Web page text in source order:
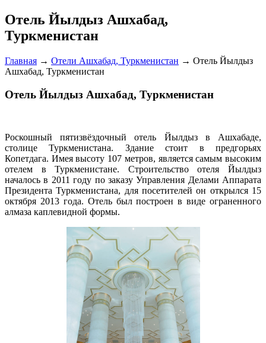
Отель Йылдыз Ашхабад,
Туркменистан
Главная → Отели Ашхабад, Туркменистан → Отель Йылдыз
Ашхабад, Туркменистан
Отель Йылдыз Ашхабад, Туркменистан
Роскошный пятизвёздочный отель Йылдыз в Ашхабаде,
столице Туркменистана. Здание стоит в предгорьях
Копетдага. Имея высоту 107 метров, является самым высоким
отелем в Туркменистане. Строительство отеля Йылдыз
началось в 2011 году по заказу Управления Делами Аппарата
Президента Туркменистана, для посетителей он открылся 15
октября 2013 года. Отель был построен в виде ограненного
алмаза каплевидной формы.